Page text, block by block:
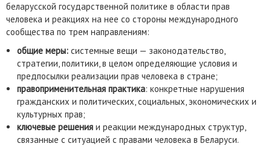
беларусской государственной политике в области прав
человека и реакциях на нее со стороны международного
сообщества по трем направлениям:
общие меры: системные вещи — законодательство,
стратегии, политики, в целом определяющие условия и
предпосылки реализации прав человека в стране;
правоприменительная практика: конкретные нарушения
гражданских и политических, социальных, экономических и
культурных прав;
ключевые решения и реакции международных структур,
связанные с ситуацией с правами человека в Беларуси.